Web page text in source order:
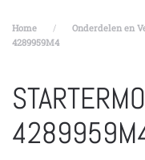
Home Onderdelen en
4289959M4